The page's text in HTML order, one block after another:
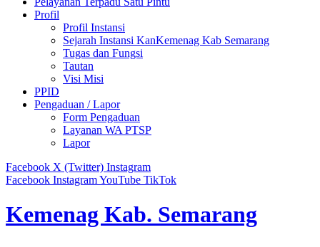
Profil
Profil Instansi
Sejarah Instansi KanKemenag Kab Semarang
Tugas dan Fungsi
Tautan
Visi Misi
PPID
Pengaduan / Lapor
Form Pengaduan
Layanan WA PTSP
Lapor
Facebook X (Twitter) Instagram
Facebook InstagramYouTube TikTok
Kemenag Kab. Semarang